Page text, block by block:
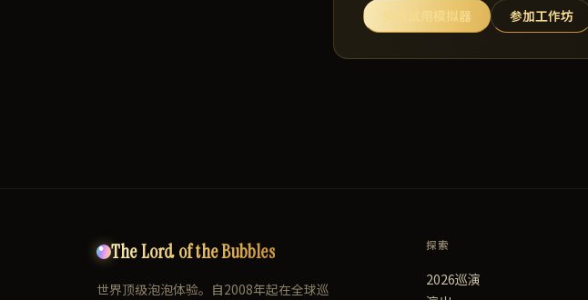
免费试用模拟器 参加工作坊
The Lord of the Bubbles
世界顶级泡泡体验。自2008年起在全球巡
探索
2026巡演